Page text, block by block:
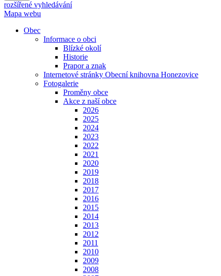
rozšířené vyhledávání
Mapa webu
Obec
Informace o obci
Blízké okolí
Historie
Prapor a znak
Internetové stránky Obecní knihovna Honezovice
Fotogalerie
Proměny obce
Akce z naší obce
2026
2025
2024
2023
2022
2021
2020
2019
2018
2017
2016
2015
2014
2013
2012
2011
2010
2009
2008